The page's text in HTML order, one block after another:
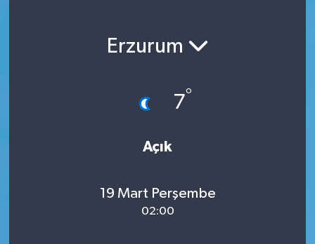
Erzurum
7°
Açık
19 Mart Perşembe
02:00